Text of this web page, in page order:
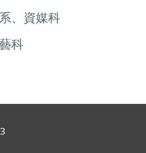
、資媒科
科